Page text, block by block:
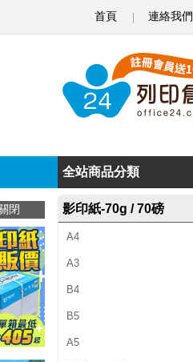
首頁 連絡我們
閉
n
n
P
I
X
M
全站商品分類
影印紙-70g / 70磅
A4
A3
B4
B5
A5